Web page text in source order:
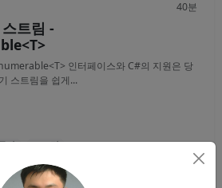
40분
트림 -
인터페이스와 C#의 지원은 당
스트림을 쉽게...
기 스트림